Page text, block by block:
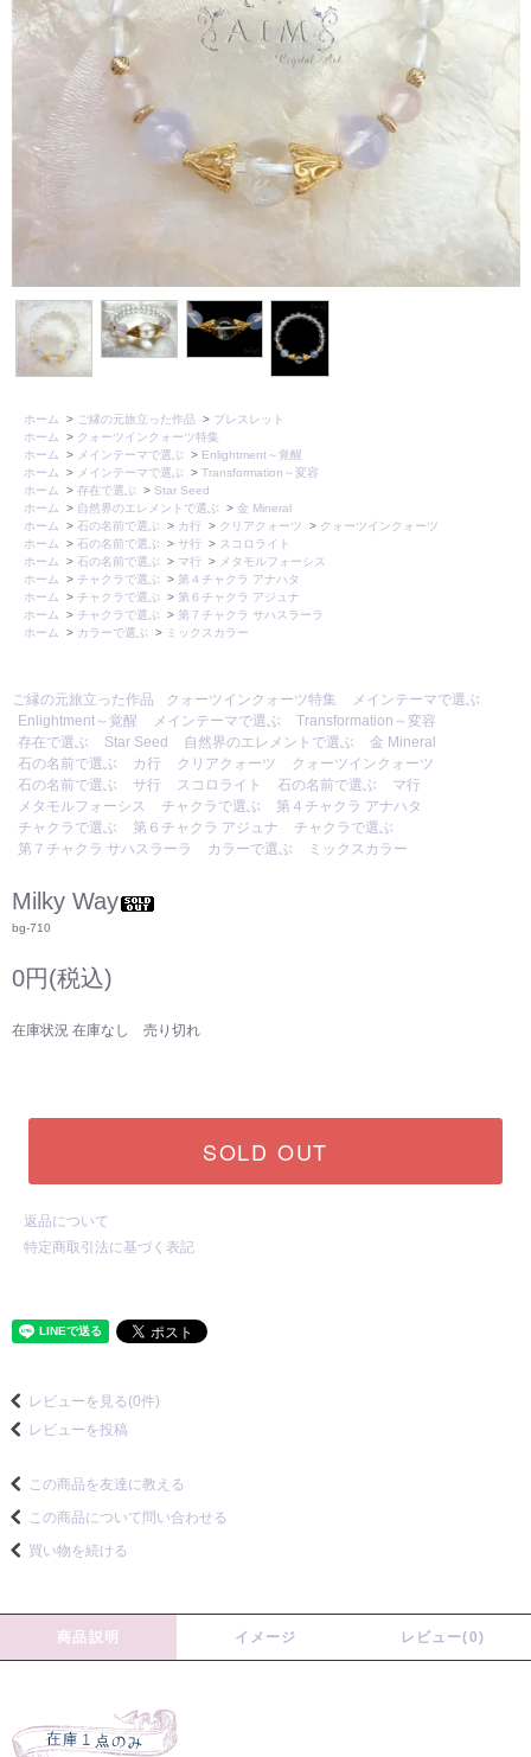
ホーム > ご縁の元旅立った作品 > ブレスレット
ホーム
> クォーツインクォーツ特集
ホーム
> メインテーマで選ぶ > Enlightment～覚醒
ホーム
> メインテーマで選ぶ > Transformation～変容
ホーム
> 存在で選ぶ > Star Seed
ホーム
> 自然界のエレメントで選ぶ > 金 Mineral
ホーム
> 石の名前で選ぶ > カ行 > クリアクォーツ > クォーツインクォーツ
ホーム
> 石の名前で選ぶ > サ行 > スコロライト
ホーム
> 石の名前で選ぶ > マ行 > メタモルフォーシス
ホーム
> チャクラで選ぶ > 第４チャクラ アナハタ
ホーム
> チャクラで選ぶ > 第６チャクラ アジュナ
ホーム
> チャクラで選ぶ > 第７チャクラ サハスラーラ
ホーム
> カラーで選ぶ > ミックスカラー
ご縁の元旅立った作品 クォーツインクォーツ特集
メインテーマで選ぶ
Enlightment～覚醒
メインテーマで選ぶ
Transformation～変容
存在で選ぶ
Star Seed 自然界のエレメントで選ぶ
金 Mineral
石の名前で選ぶ
カ行 クリアクォーツ
クォーツインクォーツ
石の名前で選ぶ
サ行 スコロライト 石の名前で選ぶ
マ行
メタモルフォーシス
チャクラで選ぶ
第４チャクラ アナハタ
チャクラで選ぶ
第６チャクラ アジュナ
チャクラで選ぶ
第７チャクラ サハスラーラ
カラーで選ぶ ミックスカラー
Milky Way
bg-710
0円(税込)
在庫状況 在庫なし 売り切れ
SOLD OUT
返品について
特定商取引法に基づく表記
レビューを見る(0件)
レビューを投稿
この商品を友達に教える
この商品について問い合わせる
買い物を続ける
商品説明 イメージ レビュー(0)